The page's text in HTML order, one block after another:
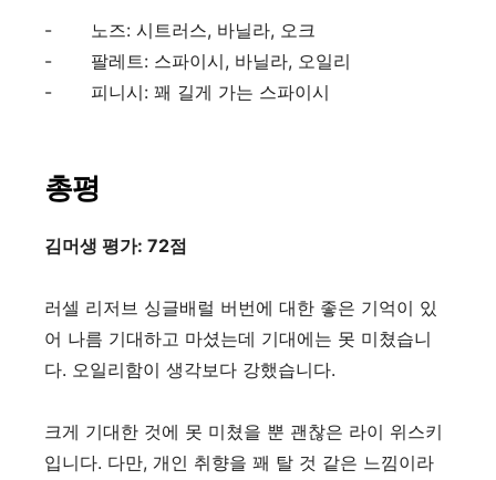
- 노즈: 시트러스, 바닐라, 오크
-
팔레트: 스파이시, 바닐라, 오일리
-
피니시: 꽤 길게 가는 스파이시
총평
김머생 평가: 72점
러셀 리저브 싱글배럴 버번에 대한 좋은 기억이 있
어 나름 기대하고 마셨는데 기대에는 못 미쳤습니
다. 오일리함이 생각보다 강했습니다.
크게 기대한 것에 못 미쳤을 뿐 괜찮은 라이 위스키
입니다. 다만, 개인 취향을 꽤 탈 것 같은 느낌이라